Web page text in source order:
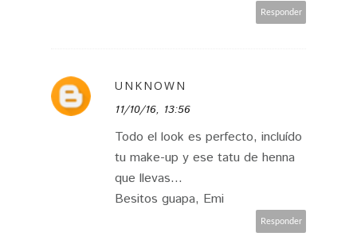
Responder
UNKNOWN
11/10/16, 13:56
Todo el look es perfecto, incluído
tu make-up y ese tatu de henna
que llevas...
Besitos guapa, Emi
Responder